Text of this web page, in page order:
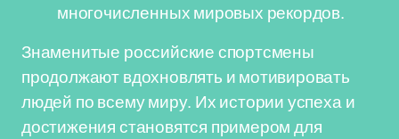
многочисленных мировых рекордов.
Знаменитые российские спортсмены
продолжают вдохновлять и мотивировать
людей по всему миру. Их истории успеха и
достижения становятся примером для